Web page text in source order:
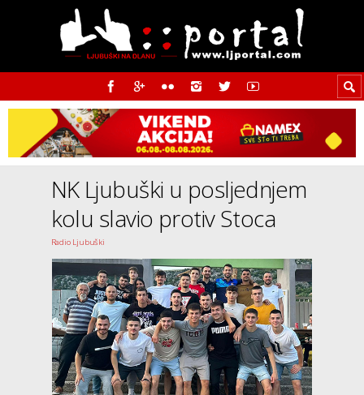
NK Ljubuški u posljednjem
kolu slavio protiv Stoca
Radio Ljubuški